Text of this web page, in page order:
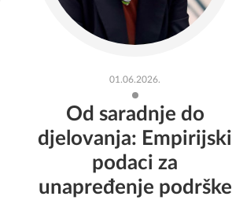
01.06.2026.
Od saradnje do
djelovanja: Empirijski
podaci za
unapređenje podrške